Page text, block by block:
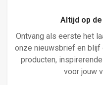
Altijd op
Ontvang als eerste het
onze nieuwsbrief en blijf
producten,
voor jouw